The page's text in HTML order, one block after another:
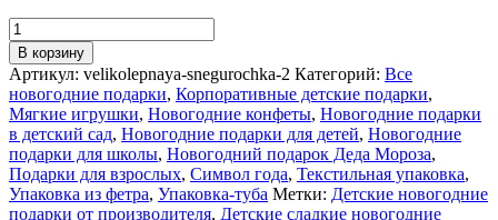
Количество
товара
Великолепная
Снегурочка
В корзину
Артикул: velikolepnaya-snegurochka-2 Категорий: Все
новогодние подарки, Корпоративные детские подарки,
Мягкие игрушки, Новогодние конфеты, Новогодние подарки
в детский сад, Новогодние подарки для детей, Новогодние
подарки для школы, Новогодний подарок Деда Мороза,
Подарки для взрослых, Символ года, Текстильная упаковка,
Упаковка из фетра, Упаковка-туба Метки: Детские новогодние
подарки от производителя, Детские сладкие новогодние